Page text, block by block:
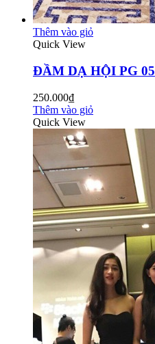
Thêm vào giỏ
Quick View
ĐẦM DẠ HỘI PG 05
250.000₫
Thêm vào giỏ
Quick View